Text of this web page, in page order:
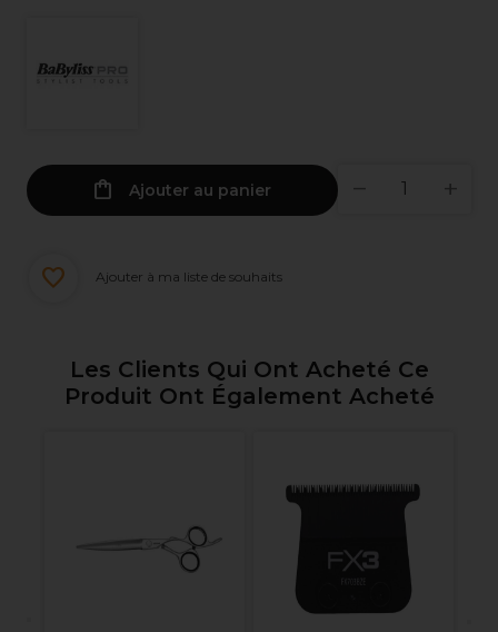
Ajouter au panier
Ajouter à ma liste de souhaits
Les Clients Qui Ont Acheté Ce
Produit Ont Également Acheté